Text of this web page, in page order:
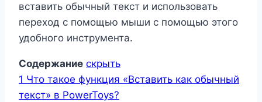
вставить обычный текст и использовать
переход с помощью мыши с помощью этого
удобного инструмента.
Содержание скрыть
1 Что такое функция «Вставить как обычный
текст» в PowerToys?